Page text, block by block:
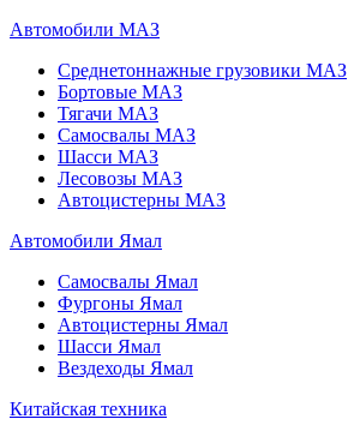
Автомобили МАЗ
Среднетоннажные грузовики МАЗ
Бортовые МАЗ
Тягачи МАЗ
Самосвалы МАЗ
Шасси МАЗ
Лесовозы МАЗ
Автоцистерны МАЗ
Автомобили Ямал
Самосвалы Ямал
Фургоны Ямал
Автоцистерны Ямал
Шасси Ямал
Вездеходы Ямал
Китайская техника